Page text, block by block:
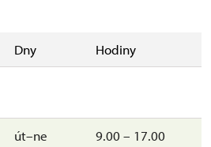
Dny Hodiny
út–ne 9.00 – 17.00